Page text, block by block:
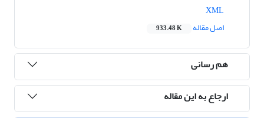
اصل مقاله
933.48 K
هم رسانی
ارجاع به این مقاله